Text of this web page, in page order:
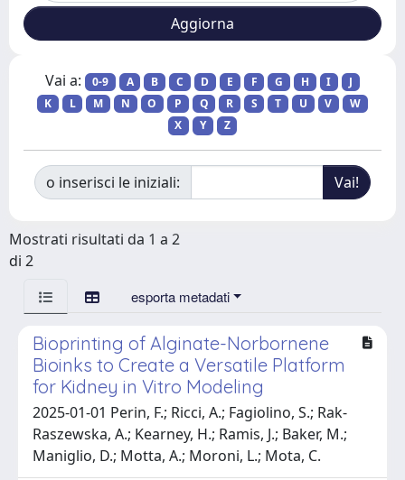
Vai a: 0-9 A B C D E F G H I
J
K
L M N O P Q R S T U V
W
X
Y Z
o inserisci le iniziali:
Mostrati risultati da 1 a 2
di 2
esporta metadati
Bioprinting of Alginate-Norbornene
Bioinks to Create a Versatile Platform
for Kidney in Vitro Modeling
2025-01-01 Perin, F.; Ricci, A.; Fagiolino, S.; Rak-
Raszewska, A.; Kearney, H.; Ramis, J.; Baker, M.;
Maniglio, D.; Motta, A.; Moroni, L.; Mota, C.